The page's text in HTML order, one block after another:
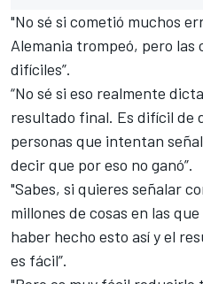
"No sé si cometió muchos
Alemania trompeó, pero
difíciles”.
“No sé si eso realmente
resultado final. Es difícil de
personas que intentan
decir que por eso no ganó”.
"Sabes, si quieres señalar
millones de cosas en las
haber hecho esto así y el
es fácil”.